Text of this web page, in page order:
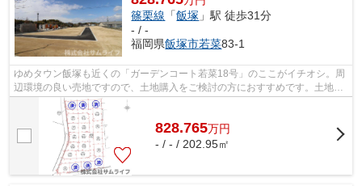
篠栗線 「飯塚 」駅 徒歩31分
- / -
福岡県飯塚市若菜83-1
ゆめタウン飯塚も近くの「ガーデンコート若菜18号」のここがイチオシ。周
辺環境の良い売地ですので、土地購入をご検討の方におすすめです。土地の
ご購入をお考えなら、ぜひこちらの828...
828.765万円
- / - / 202.95㎡